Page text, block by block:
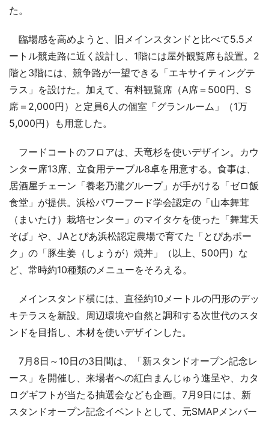
た。
臨場感を高めようと、旧メインスタンドと比べて5.5メ
ートル競走路に近く設計し、1階には屋外観覧席も設置。2
階と3階には、競争路が一望できる「エキサイティングテ
ラス」を設けた。加えて、有料観覧席（A席＝500円、S
席＝2,000円）と定員6人の個室「グランルーム」（1万
5,000円）も用意した。
フードコートのフロアは、天竜杉を使いデザイン。カウ
ンター席13席、立食用テーブル8卓を用意する。食事は、
居酒屋チェーン「養老乃瀧グループ」が手がける「ゼロ飯
食堂」が提供。浜松パワーフード学会認定の「山本舞茸
（まいたけ）栽培センター」のマイタケを使った「舞茸天
そば」や、JAとぴあ浜松認定農場で育てた「とぴあポー
ク」の「豚生姜（しょうが）焼丼」（以上、500円）な
ど、常時約10種類のメニューをそろえる。
メインスタンド横には、直径約10メートルの円形のデッ
キテラスを新設。周辺環境や自然と調和する次世代のスタ
ンドを目指し、木材を使いデザインした。
7月8日～10日の3日間は、「新スタンドオープン記念レ
ース」を開催し、来場者への紅白まんじゅう進呈や、カタ
ログギフトが当たる抽選会なども企画。7月9日には、新
スタンドオープン記念イベントとして、元SMAPメンバー